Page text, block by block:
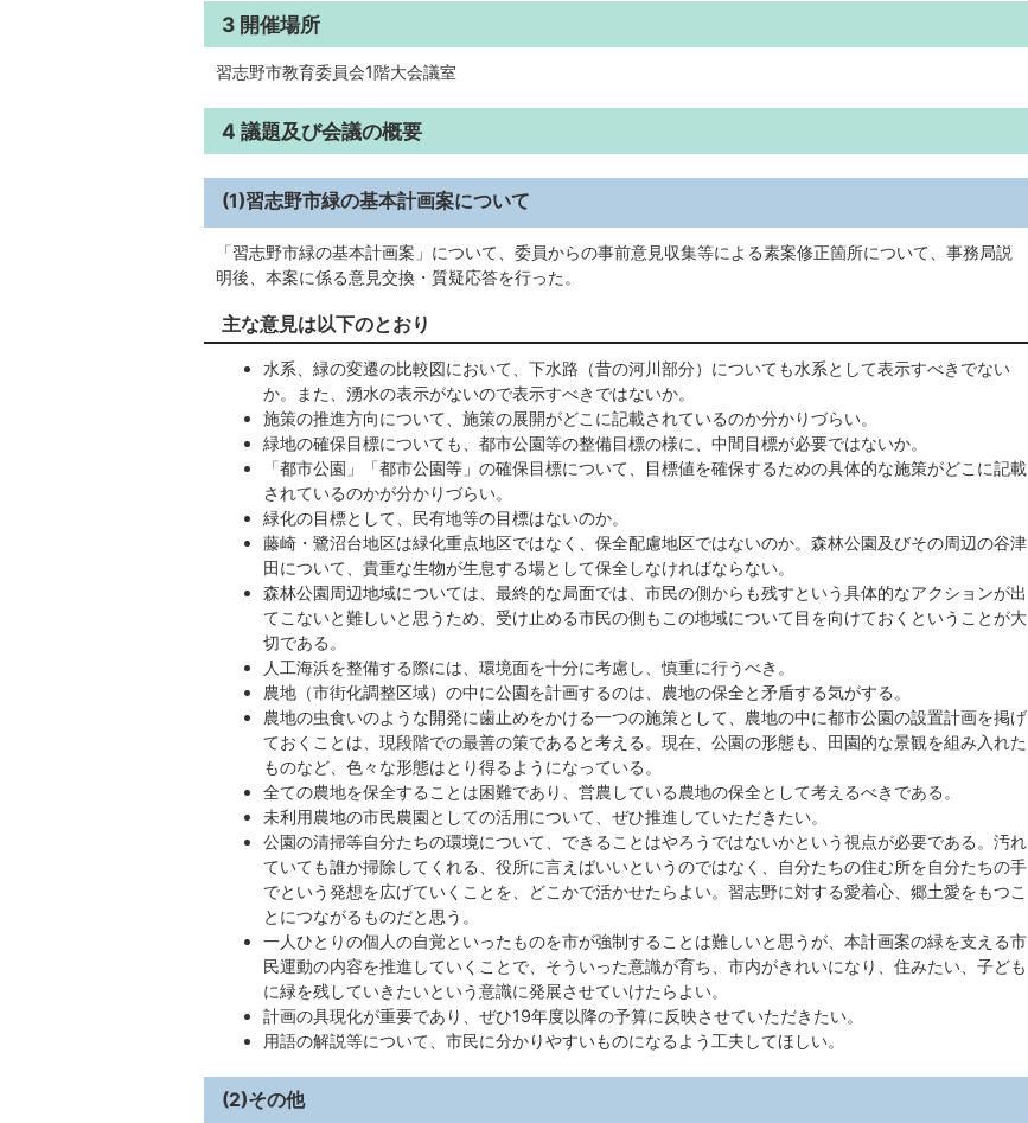
3 開催場所
習志野市教育委員会1階大会議室
4 議題及び会議の概要
(1)習志野市緑の基本計画案について
「習志野市緑の基本計画案」について、委員からの事前意見収集等による素案修正箇所について、事務局説
明後、本案に係る意見交換・質疑応答を行った。
主な意見は以下のとおり
水系、緑の変遷の比較図において、下水路（昔の河川部分）についても水系として表示すべきでない
か。また、湧水の表示がないので表示すべきではないか。
施策の推進方向について、施策の展開がどこに記載されているのか分かりづらい。
緑地の確保目標についても、都市公園等の整備目標の様に、中間目標が必要ではないか。
「都市公園」「都市公園等」の確保目標について、目標値を確保するための具体的な施策がどこに記載
されているのかが分かりづらい。
緑化の目標として、民有地等の目標はないのか。
藤崎・鷺沼台地区は緑化重点地区ではなく、保全配慮地区ではないのか。森林公園及びその周辺の谷津
田について、貴重な生物が生息する場として保全しなければならない。
森林公園周辺地域については、最終的な局面では、市民の側からも残すという具体的なアクションが出
てこないと難しいと思うため、受け止める市民の側もこの地域について目を向けておくということが大
切である。
人工海浜を整備する際には、環境面を十分に考慮し、慎重に行うべき。
農地（市街化調整区域）の中に公園を計画するのは、農地の保全と矛盾する気がする。
農地の虫食いのような開発に歯止めをかける一つの施策として、農地の中に都市公園の設置計画を掲げ
ておくことは、現段階での最善の策であると考える。現在、公園の形態も、田園的な景観を組み入れた
ものなど、色々な形態はとり得るようになっている。
全ての農地を保全することは困難であり、営農している農地の保全として考えるべきである。
未利用農地の市民農園としての活用について、ぜひ推進していただきたい。
公園の清掃等自分たちの環境について、できることはやろうではないかという視点が必要である。汚れ
ていても誰か掃除してくれる、役所に言えばいいというのではなく、自分たちの住む所を自分たちの手
でという発想を広げていくことを、どこかで活かせたらよい。習志野に対する愛着心、郷土愛をもつこ
とにつながるものだと思う。
一人ひとりの個人の自覚といったものを市が強制することは難しいと思うが、本計画案の緑を支える市
民運動の内容を推進していくことで、そういった意識が育ち、市内がきれいになり、住みたい、子ども
に緑を残していきたいという意識に発展させていけたらよい。
計画の具現化が重要であり、ぜひ19年度以降の予算に反映させていただきたい。
用語の解説等について、市民に分かりやすいものになるよう工夫してほしい。
(2)その他